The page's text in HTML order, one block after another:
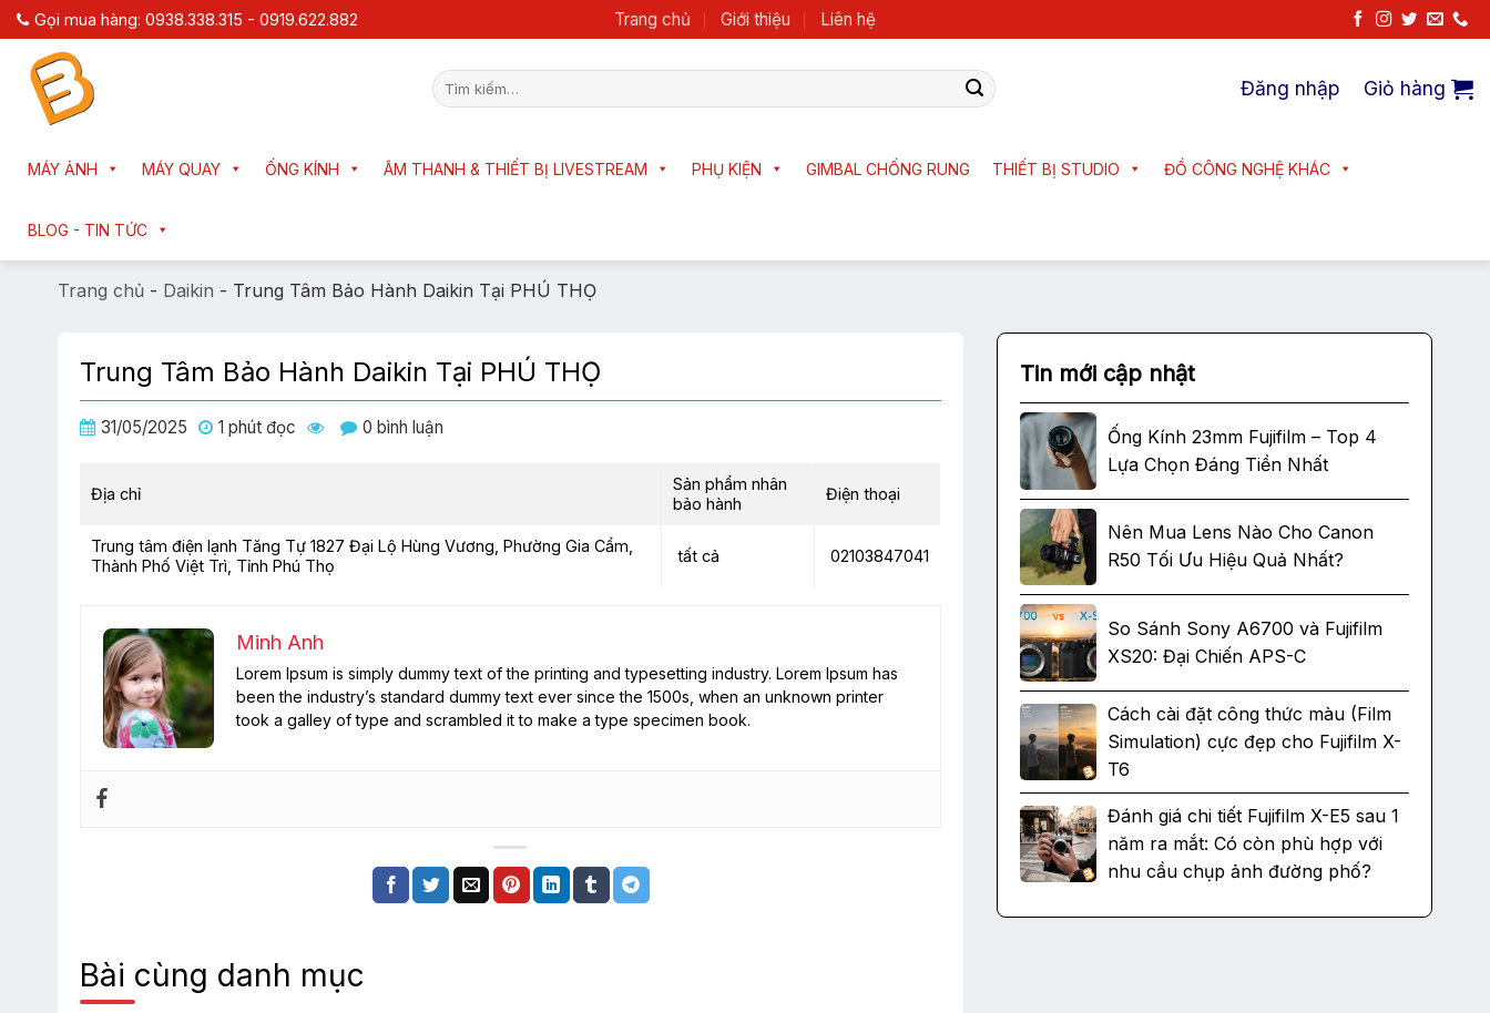
Chuyển
đến
dung
Gọi mua hàng: 0938.338.315 - 0919.622.882 Trang chủ Giới thiệu Liên hệ
Tìm
kiếm:
Đăng nhập Giỏ hàng
MÁY ẢNH MÁY QUAY ỐNG KÍNH ÂM THANH & THIẾT BỊ LIVESTREAM PHỤ KIỆN GIMBAL CHỐNG RUNG THIẾT BỊ STUDIO ĐỒ CÔNG NGHỆ KHÁC
BLOG - TIN TỨC
Trang chủ - Daikin - Trung Tâm Bảo Hành Daikin Tại PHÚ THỌ
Trung Tâm Bảo Hành Daikin Tại PHÚ THỌ
31/05/2025 1 phút đọc 0 bình luận
Địa chỉ
Sản phẩm nhân
bảo hành
Điện thoại
Trung tâm điện lạnh Tăng Tự 1827 Đại Lộ Hùng Vương, Phường Gia Cẩm,
Thành Phố Việt Trì, Tỉnh Phú Thọ
tất cả 02103847041
Minh Anh
Lorem Ipsum is simply dummy text of the printing and typesetting industry. Lorem Ipsum has
been the industry’s standard dummy text ever since the 1500s, when an unknown printer
took a galley of type and scrambled it to make a type specimen book.
Bài cùng danh mục
Tin mới cập nhật
Ống Kính 23mm Fujifilm – Top 4
Lựa Chọn Đáng Tiền Nhất
Nên Mua Lens Nào Cho Canon
R50 Tối Ưu Hiệu Quả Nhất?
So Sánh Sony A6700 và Fujifilm
XS20: Đại Chiến APS-C
Cách cài đặt công thức màu (Film
Simulation) cực đẹp cho Fujifilm X-
T6
Đánh giá chi tiết Fujifilm X-E5 sau 1
năm ra mắt: Có còn phù hợp với
nhu cầu chụp ảnh đường phố?